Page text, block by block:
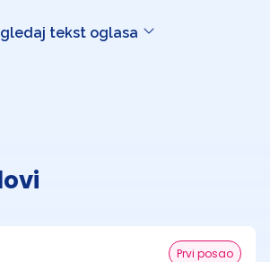
tekst oglasa
Prvi posao